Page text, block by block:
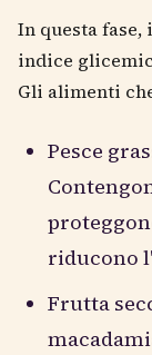
In questa
indice
Gli alimenti
Pesce
riducono
Frutta